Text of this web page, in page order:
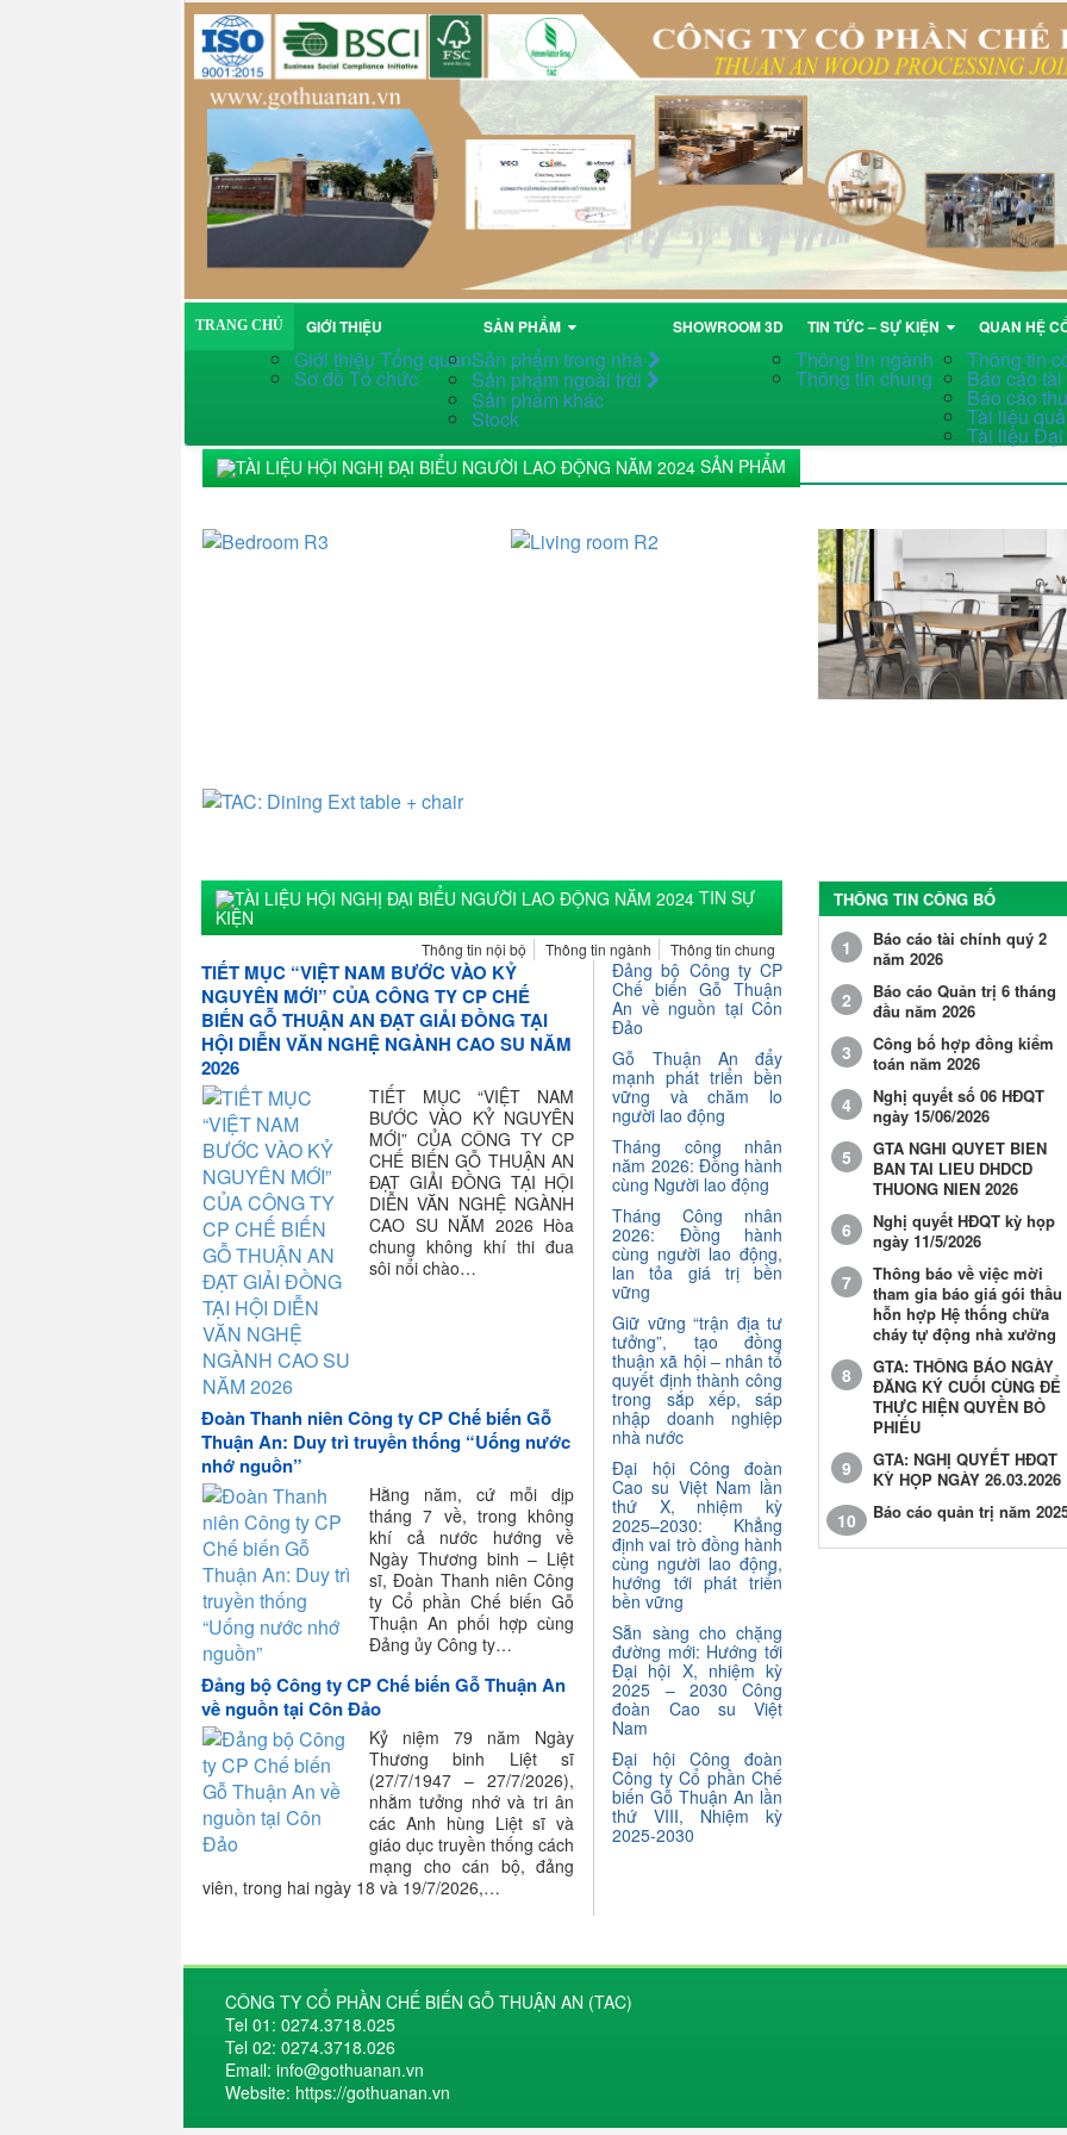
TRANG CHỦ GIỚI THIỆU
Giới thiệu Tổng quan
Sơ đồ Tổ chức
SẢN PHẨM
Sản phẩm trong nhà
Sản phẩm ngoài trời
Sản phẩm khác
Stock
SHOWROOM 3D TIN TỨC – SỰ KIỆN
Thông tin ngành
Thông tin chung
QUAN HỆ
Thông tin
Báo cáo
Báo cáo
Tài liệu
Tài liệu
SẢN PHẨM
TIN SỰ
KIỆN
Thông tin nội bộ Thông tin ngành Thông tin chung
TIẾT MỤC “VIỆT NAM BƯỚC VÀO KỶ
NGUYÊN MỚI” CỦA CÔNG TY CP CHẾ
BIẾN GỖ THUẬN AN ĐẠT GIẢI ĐỒNG TẠI
HỘI DIỄN VĂN NGHỆ NGÀNH CAO SU NĂM
2026
TIẾT MỤC “VIỆT NAM
BƯỚC VÀO KỶ NGUYÊN
MỚI” CỦA CÔNG TY CP
CHẾ BIẾN GỖ THUẬN AN
ĐẠT GIẢI ĐỒNG TẠI HỘI
DIỄN VĂN NGHỆ NGÀNH
CAO SU NĂM 2026 Hòa
chung không khí thi đua
sôi nổi chào…
Đoàn Thanh niên Công ty CP Chế biến Gỗ
Thuận An: Duy trì truyền thống “Uống nước
nhớ nguồn”
Hằng năm, cứ mỗi dịp
tháng 7 về, trong không
khí cả nước hướng về
Ngày Thương binh – Liệt
sĩ, Đoàn Thanh niên Công
ty Cổ phần Chế biến Gỗ
Thuận An phối hợp cùng
Đảng ủy Công ty…
Đảng bộ Công ty CP Chế biến Gỗ Thuận An
về nguồn tại Côn Đảo
Kỷ niệm 79 năm Ngày
Thương binh Liệt sĩ
(27/7/1947 – 27/7/2026),
nhằm tưởng nhớ và tri ân
các Anh hùng Liệt sĩ và
giáo dục truyền thống cách
mạng cho cán bộ, đảng
viên, trong hai ngày 18 và 19/7/2026,…
Đảng bộ Công ty CP
Chế biến Gỗ Thuận
An về nguồn tại Côn
Đảo
Gỗ Thuận An đẩy
mạnh phát triển bền
vững và chăm lo
người lao động
Tháng công nhân
năm 2026: Đồng hành
cùng Người lao động
Tháng Công nhân
2026: Đồng hành
cùng người lao động,
lan tỏa giá trị bền
vững
Giữ vững “trận địa tư
tưởng”, tạo đồng
thuận xã hội – nhân tố
quyết định thành công
trong sắp xếp, sáp
nhập doanh nghiệp
nhà nước
Đại hội Công đoàn
Cao su Việt Nam lần
thứ X, nhiệm kỳ
2025–2030: Khẳng
định vai trò đồng hành
cùng người lao động,
hướng tới phát triển
bền vững
Sẵn sàng cho chặng
đường mới: Hướng tới
Đại hội X, nhiệm kỳ
2025 – 2030 Công
đoàn Cao su Việt
Nam
Đại hội Công đoàn
Công ty Cổ phần Chế
biến Gỗ Thuận An lần
thứ VIII, Nhiệm kỳ
2025-2030
THÔNG TIN CÔNG BỐ
1
Báo cáo tài chính quý 2
năm 2026
2
Báo cáo Quản trị 6 tháng
đầu năm 2026
3
Công bố hợp đồng kiểm
toán năm 2026
4
Nghị quyết số 06 HĐQT
ngày 15/06/2026
5
GTA NGHI QUYET BIEN
BAN TAI LIEU DHDCD
THUONG NIEN 2026
6
Nghị quyết HĐQT kỳ họp
ngày 11/5/2026
7
Thông báo về việc mời
tham gia báo giá gói thầu
hỗn hợp Hệ thống chữa
cháy tự động nhà xưởng
8
GTA: THÔNG BÁO NGÀY
ĐĂNG KÝ CUỐI CÙNG ĐỂ
THỰC HIỆN QUYỀN BỎ
PHIẾU
9
GTA: NGHỊ QUYẾT HĐQT
KỲ HỌP NGÀY 26.03.2026
10 Báo cáo quản trị năm
CÔNG TY CỔ PHẦN CHẾ BIẾN GỖ THUẬN AN (TAC)
Tel 01: 0274.3718.025
Tel 02: 0274.3718.026
Email: info@gothuanan.vn
Website: https://gothuanan.vn